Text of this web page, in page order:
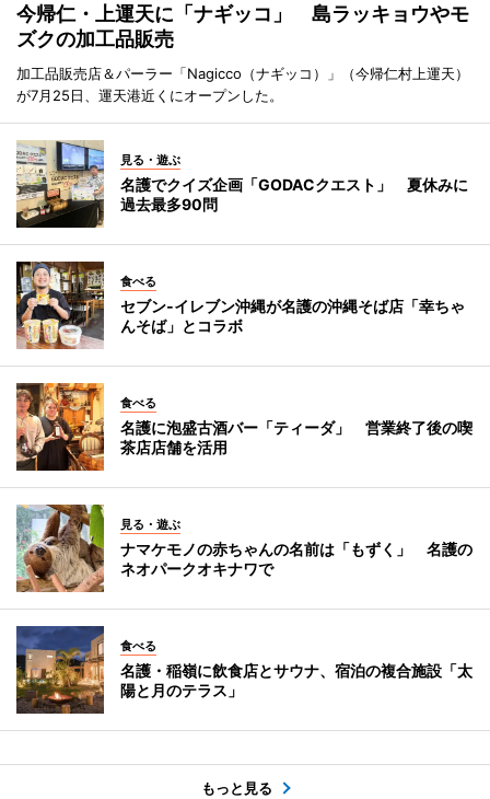
今帰仁・上運天に「ナギッコ」 島ラッキョウやモ
ズクの加工品販売
加工品販売店＆パーラー「Nagicco（ナギッコ）」（今帰仁村上運天）
が7月25日、運天港近くにオープンした。
見る・遊ぶ
名護でクイズ企画「GODACクエスト」 夏休みに
過去最多90問
食べる
セブン‐イレブン沖縄が名護の沖縄そば店「幸ちゃ
んそば」とコラボ
食べる
名護に泡盛古酒バー「ティーダ」 営業終了後の喫
茶店店舗を活用
見る・遊ぶ
ナマケモノの赤ちゃんの名前は「もずく」 名護の
ネオパークオキナワで
食べる
名護・稲嶺に飲食店とサウナ、宿泊の複合施設「太
陽と月のテラス」
もっと見る